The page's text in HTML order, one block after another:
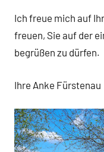
Ich freue mich auf
freuen, Sie auf der
begrüßen zu dürfen.
Ihre Anke Fürstenau